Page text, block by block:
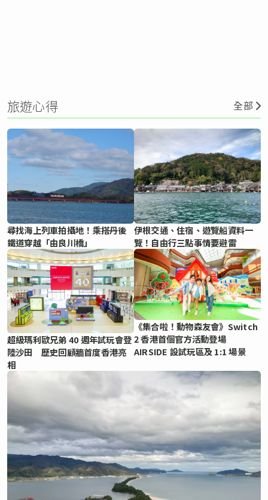
旅遊心得 全部
尋找海上列車拍攝地！乘搭丹後
鐵道穿越「由良川橋」
伊根交通、住宿、遊覽船資料一
覽！自由行三點事情要避雷
超級瑪利歐兄弟 40 週年試玩會登
陸沙田 歷史回顧牆首度香港亮
相
《集合啦！動物森友會》Switch
2 香港首個官方活動登場
AIRSIDE 設試玩區及 1:1 場景